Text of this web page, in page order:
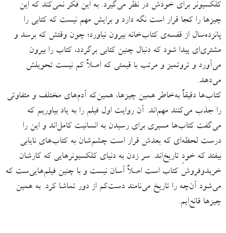
کلکسیونر برای خودش در نظر می‌گیرد. به این فکر نمی‌کند که این
چیزها را کجا قرار است نگه دارد و برایش مهم نیست که کتابی را
پانزده‌سال از قفسه‌ی کتاب‌خانه بیرون نیاورد؛ چون وقتش که برسد و
مشتری‌ای پیدا شود که دنبال چنین کتابی برگردد، کتاب را بیرون
می‌آورد و تروتمیز و مرتب با قیمتی که اصلاً کم نیست تحویلش
می‌دهد.
کتاب‌ها دقیقاً به‌خاطر همین‌ چیزها، همین‌که آدم‌های مختلف و متفاوتی
را جذب می‌کنند مهم‌اند. آن روایت اول فیلم را به یاد بیاوریم که
می‌گفت کتاب‌ها مسیری برای رسیدن‌ به انسانیت کامل‌اند و این را
درست لحظه‌ای که بعدش قرار است چشم‌شان به کتاب‌های نایابی
بیفتد که خودِ تاریخ‌اند. سر زدن به دنیای کلکسیونرهایی که کارشان
خریدوفروش کتاب است اصلاً آسان نیست و با چنین فیلم‌هایی‌ست که
می‌شود آن‌چه را تاریخ می‌نامند دست‌کم از دور تماشا کرد. به همین
چیزها قانع‌ایم.